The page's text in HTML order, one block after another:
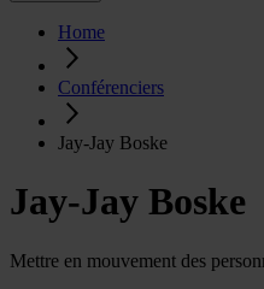
Home
Conférenciers
Jay-Jay Boske
Jay-Jay Boske
Mettre en mouvement des